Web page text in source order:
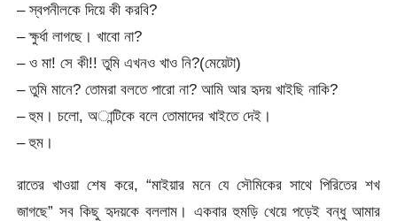
– স্বপনীলকে দিয়ে কী করবি?
– ক্ষুর্ধা লাগছে। খাবো না?
– ও মা! সে কী!! তুমি এখনও খাও নি?(মেয়েটা)
– তুমি মানে? তোমরা বলতে পারো না? আমি আর হৃদয় খাইছি নাকি?
– হুম। চলো, অান্টিকে বলে তোমাদের খাইতে দেই।
– হুম।
রাতের খাওয়া শেষ করে, “মাইয়ার মনে যে সৌমিকের সাথে পিরিতের শখ
জাগছে” সব কিছু হৃদয়কে বললাম। একবার হুমড়ি খেয়ে পড়েই বন্ধু আমার